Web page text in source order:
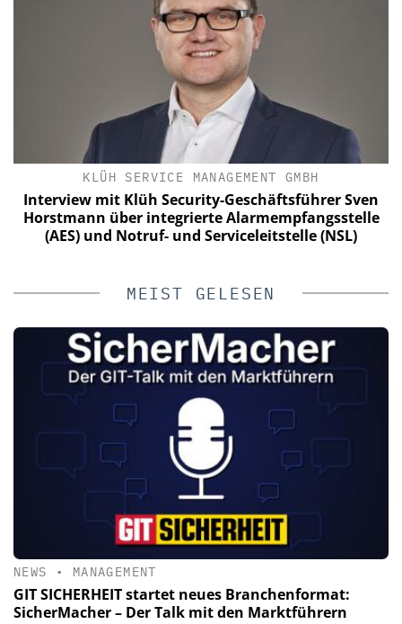
KLÜH SERVICE MANAGEMENT GMBH
Interview mit Klüh Security-Geschäftsführer Sven
Horstmann über integrierte Alarmempfangsstelle
(AES) und Notruf- und Serviceleitstelle (NSL)
MEIST GELESEN
NEWS • MANAGEMENT
GIT SICHERHEIT startet neues Branchenformat:
SicherMacher – Der Talk mit den Marktführern